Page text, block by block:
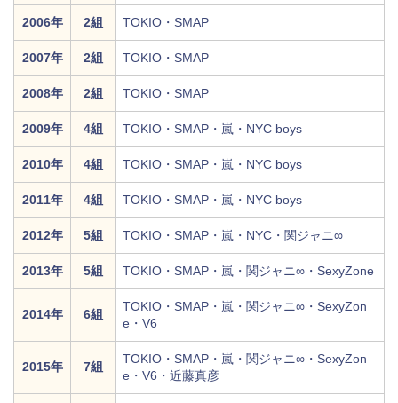
2006年 2組 TOKIO・SMAP
2007年 2組 TOKIO・SMAP
2008年 2組 TOKIO・SMAP
2009年 4組 TOKIO・SMAP・嵐・NYC boys
2010年 4組 TOKIO・SMAP・嵐・NYC boys
2011年 4組 TOKIO・SMAP・嵐・NYC boys
2012年 5組 TOKIO・SMAP・嵐・NYC・関ジャニ∞
2013年 5組 TOKIO・SMAP・嵐・関ジャニ∞・SexyZone
2014年 6組
TOKIO・SMAP・嵐・関ジャニ∞・SexyZon
e・V6
2015年 7組
TOKIO・SMAP・嵐・関ジャニ∞・SexyZon
e・V6・近藤真彦